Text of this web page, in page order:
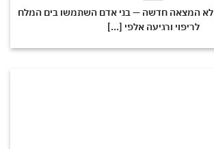
חדשה — בני אדם השתמשו בים המלח
לריפוי ורגיעה אלפי [...]